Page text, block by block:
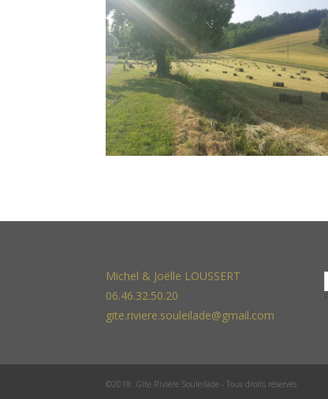
Michel & Joëlle LOUSSERT
06.46.32.50.20
gite.riviere.souleilade@gmail.com
©2018: Gîte Rivière Souleilade - Tous droits réservés.